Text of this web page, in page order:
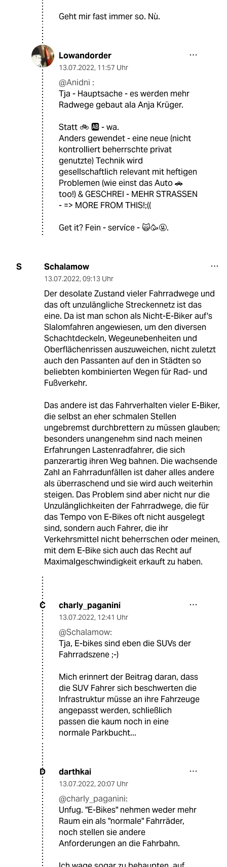
Geht mir fast immer so. Nù.
Lowandorder
13.07.2022, 11:57 Uhr
@Anidni :
Tja - Hauptsache - es werden mehr
Radwege gebaut ala Anja Krüger.
Statt 🚲 🆎 - wa.
Anders gewendet - eine neue (nicht
kontrolliert beherrschte privat
genutzte) Technik wird
gesellschaftlich relevant mit heftigen
Problemen (wie einst das Auto 🚗
too!) & GESCHREI - MEHR STRASSEN
- => MORE FROM THIS!;((
Get it? Fein - servíce - 🙀🥳🤬.
S Schalamow
13.07.2022, 09:13 Uhr
Der desolate Zustand vieler Fahrradwege und
das oft unzulängliche Streckennetz ist das
eine. Da ist man schon als Nicht-E-Biker auf's
Slalomfahren angewiesen, um den diversen
Schachtdeckeln, Wegeunebenheiten und
Oberflächenrissen auszuweichen, nicht zuletzt
auch den Passanten auf den in Städten so
beliebten kombinierten Wegen für Rad- und
Fußverkehr.
Das andere ist das Fahrverhalten vieler E-Biker,
die selbst an eher schmalen Stellen
ungebremst durchbrettern zu müssen glauben;
besonders unangenehm sind nach meinen
Erfahrungen Lastenradfahrer, die sich
panzerartig ihren Weg bahnen. Die wachsende
Zahl an Fahrradunfällen ist daher alles andere
als überraschend und sie wird auch weiterhin
steigen. Das Problem sind aber nicht nur die
Unzulänglichkeiten der Fahrradwege, die für
das Tempo von E-Bikes oft nicht ausgelegt
sind, sondern auch Fahrer, die ihr
Verkehrsmittel nicht beherrschen oder meinen,
mit dem E-Bike sich auch das Recht auf
Maximalgeschwindigkeit erkauft zu haben.
C charly_paganini
13.07.2022, 12:41 Uhr
@Schalamow:
Tja, E-bikes sind eben die SUVs der
Fahrradszene ;-)
Mich erinnert der Beitrag daran, dass
die SUV Fahrer sich beschwerten die
Infrastruktur müsse an ihre Fahrzeuge
angepasst werden, schließlich
passen die kaum noch in eine
normale Parkbucht...
D darthkai
13.07.2022, 20:07 Uhr
@charly_paganini:
Unfug. "E-Bikes" nehmen weder mehr
Raum ein als "normale" Fahrräder,
noch stellen sie andere
Anforderungen an die Fahrbahn.